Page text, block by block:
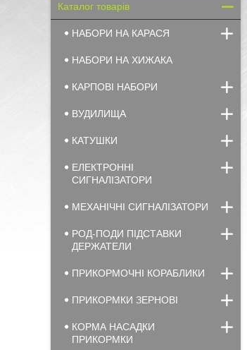
Каталог товарів
НАБОРИ НА КАРАСЯ
НАБОРИ НА ХИЖАКА
КАРПОВІ НАБОРИ
ВУДИЛИЩА
КАТУШКИ
ЕЛЕКТРОННІ
СИГНАЛІЗАТОРИ
МЕХАНІЧНІ СИГНАЛІЗАТОРИ
РОД-ПОДИ ПІДСТАВКИ
ДЕРЖАТЕЛИ
ПРИКОРМОЧНІ КОРАБЛИКИ
ПРИКОРМКИ ЗЕРНОВІ
КОРМА НАСАДКИ
ПРИКОРМКИ